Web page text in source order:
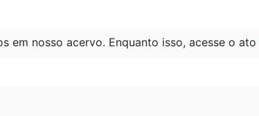
em nosso acervo. Enquanto isso, acesse o ato